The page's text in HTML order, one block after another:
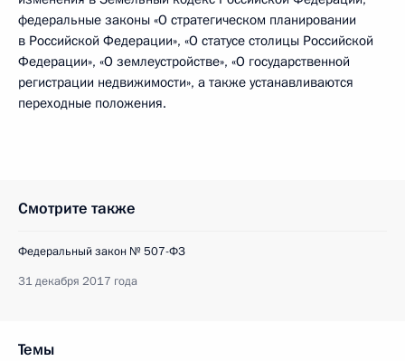
федеральные законы «О стратегическом планировании
в Российской Федерации», «О статусе столицы Российской
Федерации», «О землеустройстве», «О государственной
регистрации недвижимости», а также устанавливаются
переходные положения.
Смотрите также
Федеральный закон № 507-ФЗ
31 декабря 2017 года
Темы